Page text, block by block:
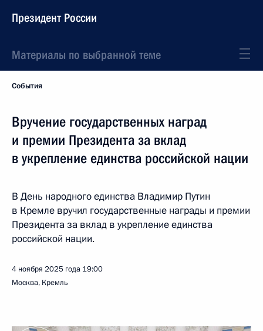
Президент России
Материалы по выбранной теме
События
Вручение государственных наград
и премии Президента за вклад
в укрепление единства российской нации
В День народного единства Владимир Путин
в Кремле вручил государственные награды и премии
Президента за вклад в укрепление единства
российской нации.
4 ноября 2025 года 19:00
Москва, Кремль